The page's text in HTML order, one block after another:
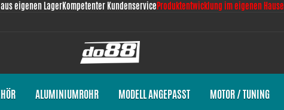
eigenen LagerKompetenter KundenserviceProduktentwicklung im eigenen Hause
ALUMINIUMROHR MODELL ANGEPASST MOTOR / TUNING